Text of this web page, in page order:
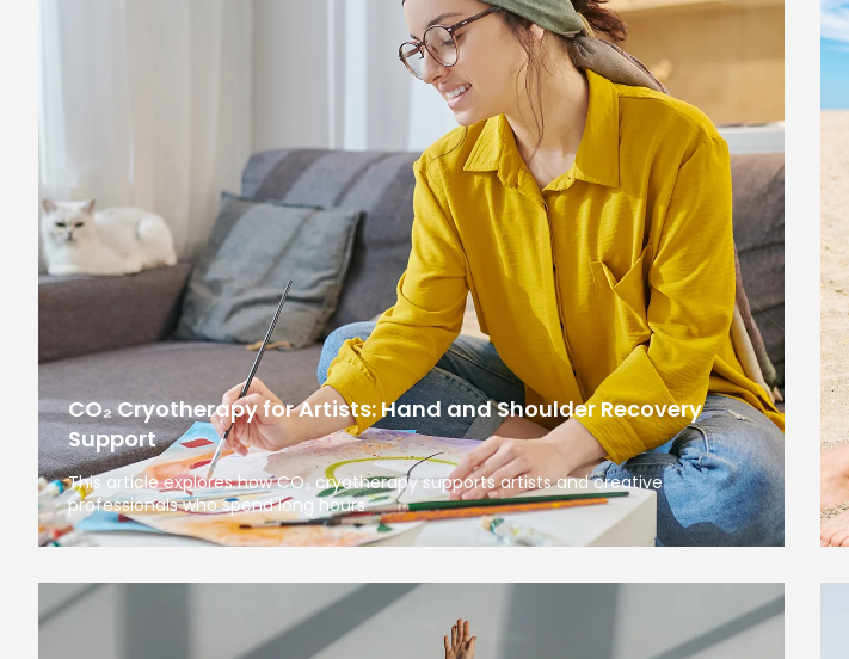
CO₂ Cryotherapy for Artists: Hand and Shoulder Recovery
Support
This article explores how CO₂ cryotherapy supports artists and creative
professionals who spend long hours